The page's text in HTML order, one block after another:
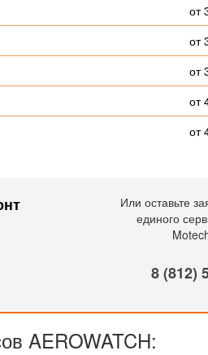
от
от
от
от
от
Или оставьте
единого
8 (812)
AEROWATCH: